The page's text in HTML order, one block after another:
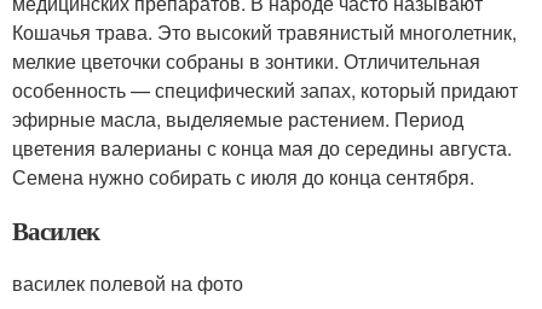
Кошачья трава. Это высокий травянистый многолетник,
мелкие цветочки собраны в зонтики. Отличительная
особенность — специфический запах, который придают
эфирные масла, выделяемые растением. Период
цветения валерианы с конца мая до середины августа.
Семена нужно собирать с июля до конца сентября.
Василек
василек полевой на фото